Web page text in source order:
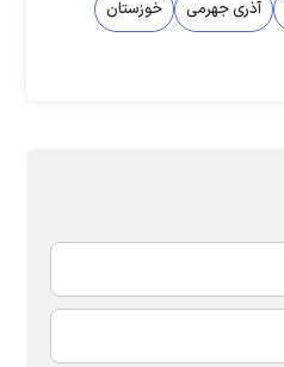
آذری جهرمی
خوزستان